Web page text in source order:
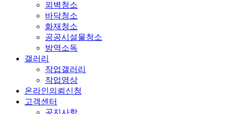
외벽청소
바닥청소
화재청소
공공시설물청소
방역소독
갤러리
작업갤러리
작업영상
온라인의뢰신청
고객센터
공지사항